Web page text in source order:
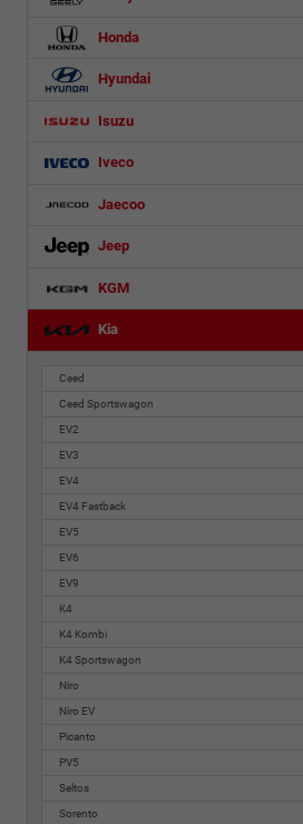
Honda
Hyundai
Isuzu
Iveco
Jaecoo
Jeep
KGM
Kia
Ceed
Ceed Sportswagon
EV2
EV3
EV4
EV4 Fastback
EV5
EV6
EV9
K4
K4 Kombi
K4 Sportswagon
Niro
Niro EV
Picanto
PV5
Seltos
Sorento